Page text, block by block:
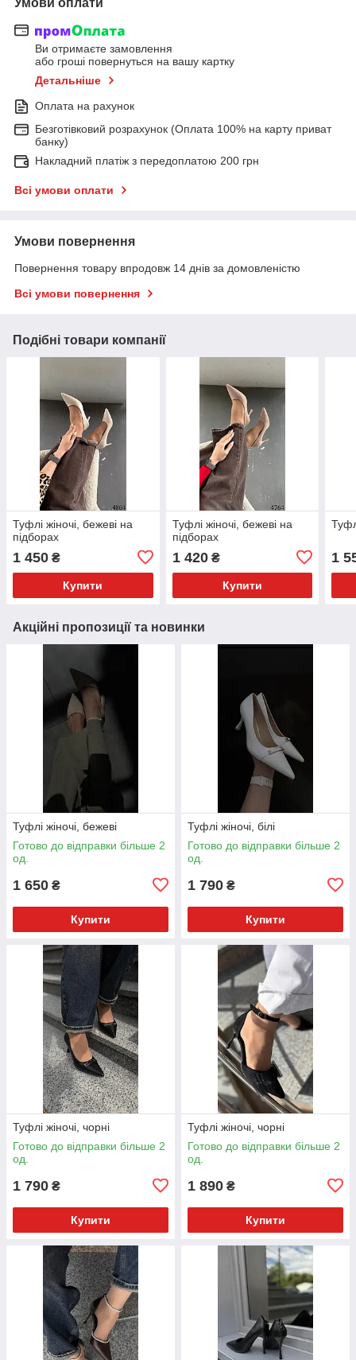
Ви отримаєте замовлення
або гроші повернуться на вашу картку
Детальніше
Оплата на рахунок
Безготівковий розрахунок (Оплата 100% на карту приват
банку)
Накладний платіж з передоплатою 200 грн
Всі умови оплати
Умови повернення
Повернення товару впродовж 14 днів за домовленістю
Всі умови повернення
Подібні товари компанії
Туфлі жіночі, бежеві на
підборах
1 450 ₴
Купити
Туфлі жіночі, бежеві на
підборах
1 420₴
Купити
1
Акційні пропозиції та новинки
Туфлі жіночі, бежеві
Готово до відправки більше 2
од.
1 650 ₴
Купити
Туфлі жіночі, білі
Готово до відправки більше 2
од.
1 790 ₴
Купити
Туфлі жіночі, чорні
Готово до відправки більше 2
од.
1 790 ₴
Купити
Туфлі жіночі, чорні
Готово до відправки більше 2
од.
1 890 ₴
Купити